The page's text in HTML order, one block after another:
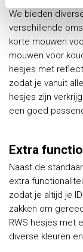
We bieden
verschillende
korte mouwen
mouwen voor
hesjes met
zodat je vanuit
hesjes zijn
een goed
Extra
Naast de
extra
zodat je altijd je
zakken om
RWS hesjes met
diverse kleuren